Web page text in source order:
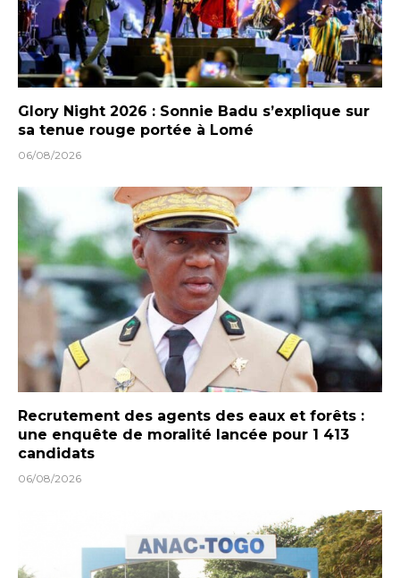
Glory Night 2026 : Sonnie Badu s’explique sur
sa tenue rouge portée à Lomé
06/08/2026
Recrutement des agents des eaux et forêts :
une enquête de moralité lancée pour 1 413
candidats
06/08/2026